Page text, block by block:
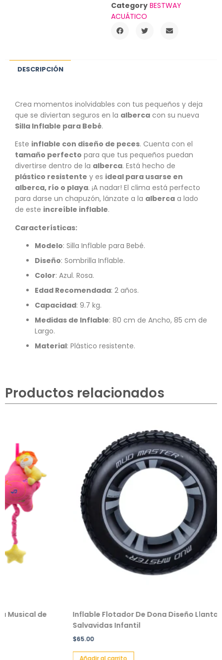
Category BESTWAY
ACUÁTICO
DESCRIPCIÓN
Crea momentos inolvidables con tus pequeños y deja
que se diviertan seguros en la alberca con su nueva
Silla Inflable para Bebé.
Este inflable con diseño de peces. Cuenta con el
tamaño perfecto para que tus pequeños puedan
divertirse dentro de la alberca. Está hecho de
plástico resistente y es ideal para usarse en
alberca, río o playa. ¡A nadar! El clima está perfecto
para darse un chapuzón, lánzate a la alberca a lado
de este increíble inflable.
Características:
Modelo: Silla Inflable para Bebé.
Diseño: Sombrilla Inflable.
Color: Azul. Rosa.
Edad Recomendada: 2 años.
Capacidad: 9.7 kg.
Medidas de Inflable: 80 cm de Ancho, 85 cm de
Largo.
Material: Plástico resistente.
Productos relacionados
de
Inflable Flotador De Dona Diseño Llanta
Salvavidas Infantil
Añadir al carrito